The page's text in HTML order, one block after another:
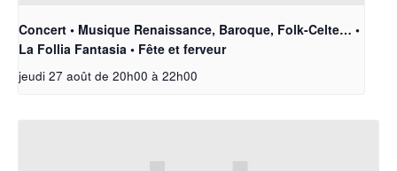
Concert • Musique Renaissance, Baroque, Folk-Celte… •
La Follia Fantasia • Fête et ferveur
jeudi 27 août de 20h00 à 22h00